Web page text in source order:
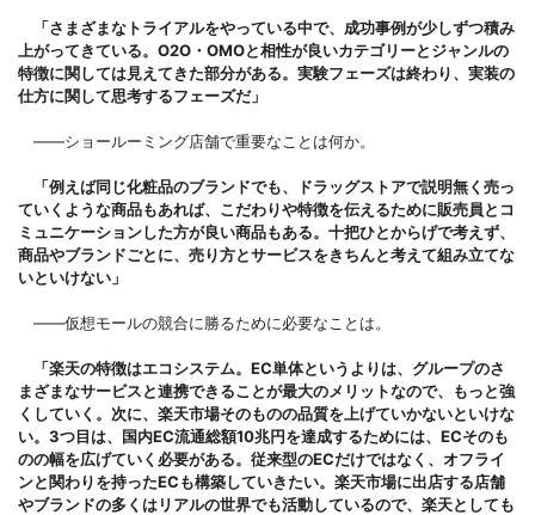
「さまざまなトライアルをやっている中で、成功事例が少しずつ積み
上がってきている。O2O・OMOと相性が良いカテゴリーとジャンルの
特徴に関しては見えてきた部分がある。実験フェーズは終わり、実装の
仕方に関して思考するフェーズだ」
――ショールーミング店舗で重要なことは何か。
「例えば同じ化粧品のブランドでも、ドラッグストアで説明無く売っ
ていくような商品もあれば、こだわりや特徴を伝えるために販売員とコ
ミュニケーションした方が良い商品もある。十把ひとからげで考えず、
商品やブランドごとに、売り方とサービスをきちんと考えて組み立てな
いといけない」
――仮想モールの競合に勝るために必要なことは。
「楽天の特徴はエコシステム。EC単体というよりは、グループのさ
まざまなサービスと連携できることが最大のメリットなので、もっと強
くしていく。次に、楽天市場そのものの品質を上げていかないといけな
い。3つ目は、国内EC流通総額10兆円を達成するためには、ECそのも
のの幅を広げていく必要がある。従来型のECだけではなく、オフライ
ンと関わりを持ったECも構築していきたい。楽天市場に出店する店舗
やブランドの多くはリアルの世界でも活動しているので、楽天としても